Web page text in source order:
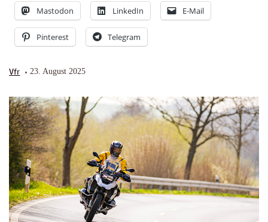
Mastodon LinkedIn E-Mail
Pinterest Telegram
Vfr 23. August 2025